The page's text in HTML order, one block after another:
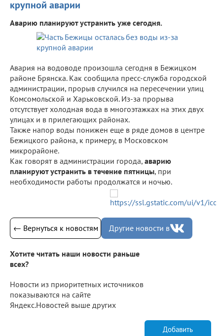
крупной аварии
Аварию планируют устранить уже сегодня.
Авария на водоводе произошла сегодня в Бежицком
районе Брянска. Как сообщила пресс-служба городской
администрации, прорыв случился на пересечении улиц
Комсомольской и Харьковской. Из-за прорыва
отсутствует холодная вода в многоэтажках на этих двух
улицах и в прилегающих районах.
Также напор воды понижен еще в ряде домов в центре
Бежицкого района, к примеру, в Московском
микрорайоне.
Как говорят в администрации города, аварию
планируют устранить в течение пятницы, при
необходимости работы продолжатся и ночью.
← Вернуться к новостям Другие новости в
Хотите читать наши новости раньше
всех?
Новости из приоритетных источников
показываются на сайте
Яндекс.Новостей выше других
Добавить